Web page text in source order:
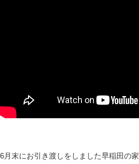
6月末にお引き渡しをしました早稲田の